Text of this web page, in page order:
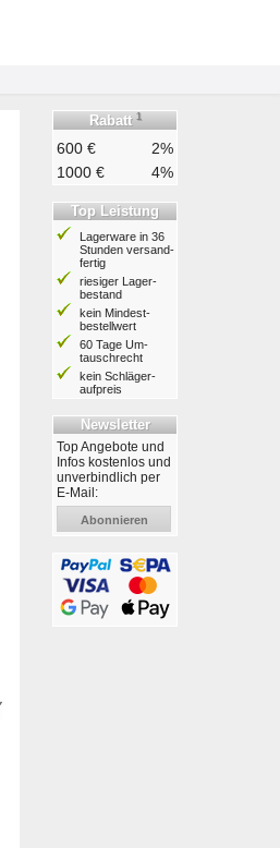
Rabatt 1
600 €
2%
1000 €
4%
Top Leistung
Lagerware in 36
Stunden ver­sand­
fertig
riesiger Lager­
bestand
kein Mindest­
bestell­wert
60 Tage Um­
tausch­recht
kein Schläger­
aufpreis
Newsletter
Top Angebote und
Infos kostenlos und
unverbindlich per
E-Mail:
Abonnieren